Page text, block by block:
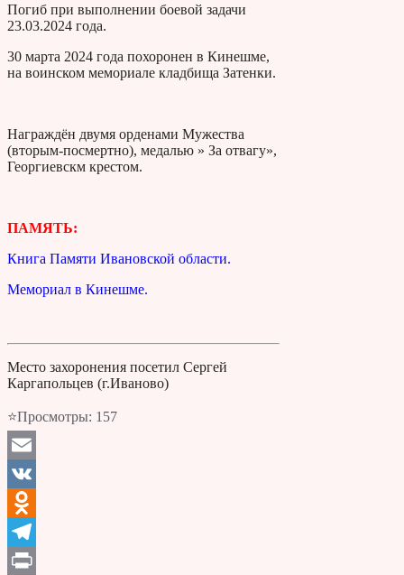
Погиб при выполнении боевой задачи
23.03.2024 года.
30 марта 2024 года похоронен в Кинешме,
на воинском мемориале кладбища Затенки.
Награждён двумя орденами Мужества
(вторым-посмертно), медалью » За отвагу»,
Георгиевскм крестом.
ПАМЯТЬ:
Книга Памяти Ивановской области.
Мемориал в Кинешме.
Место захоронения посетил Сергей
Каргапольцев (г.Иваново)
⭐Просмотры: 157
Email
VK
Odnoklassniki
Telegram